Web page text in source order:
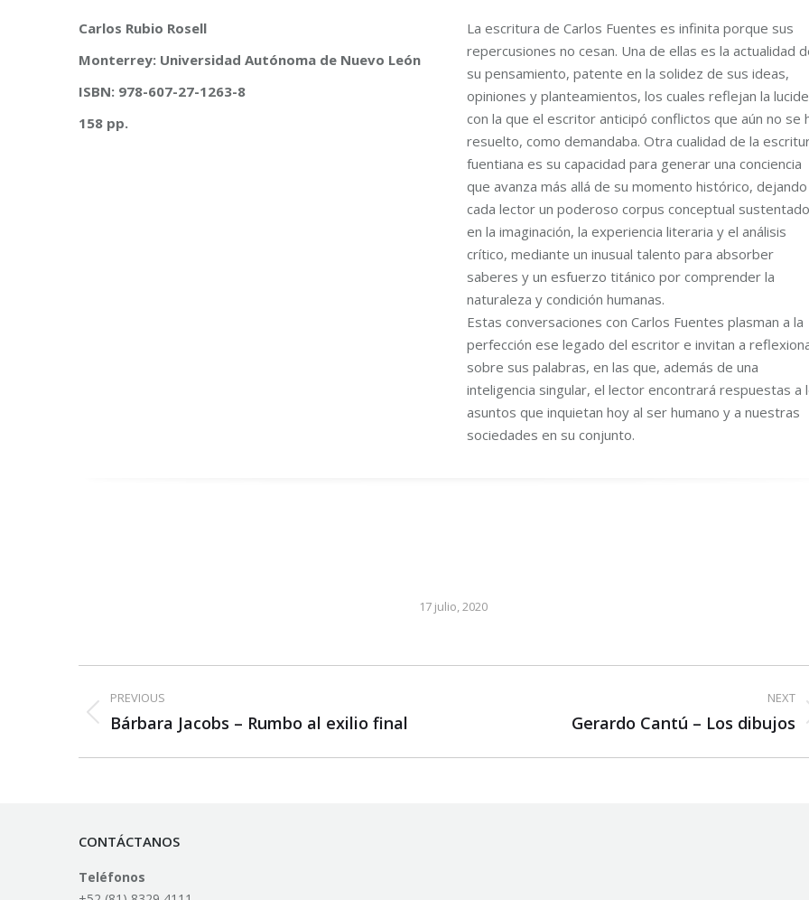
Carlos Rubio Rosell
Monterrey: Universidad Autónoma de Nuevo León
ISBN: 978-607-27-1263-8
158 pp.
La escritura de Carlos Fuentes es infinita porque sus
repercusiones no cesan. Una de ellas es la actualidad
su pensamiento, patente en la solidez de sus ideas,
opiniones y planteamientos, los cuales reflejan la
con la que el escritor anticipó conflictos que aún no se
resuelto, como demandaba. Otra cualidad de la
fuentiana es su capacidad para generar una conciencia
que avanza más allá de su momento histórico,
cada lector un poderoso corpus conceptual sustentado
en la imaginación, la experiencia literaria y el análisis
crítico, mediante un inusual talento para absorber
saberes y un esfuerzo titánico por comprender la
naturaleza y condición humanas.
Estas conversaciones con Carlos Fuentes plasman a la
perfección ese legado del escritor e invitan a
sobre sus palabras, en las que, además de una
inteligencia singular, el lector encontrará respuestas a
asuntos que inquietan hoy al ser humano y a nuestras
sociedades en su conjunto.
17 julio, 2020
navigation
PREVIOUS
Previous
Bárbara Jacobs – Rumbo al exilio final
NEXT
Gerardo Cantú – Los dibujos
CONTÁCTANOS
Teléfonos